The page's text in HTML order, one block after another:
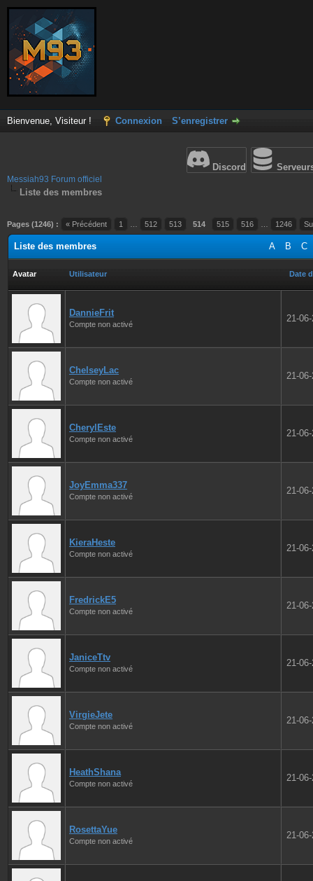
Bienvenue, Visiteur ! Connexion S’enregistrer
Discord
Messiah93 Forum officiel
Liste des membres
Pages (1246) : « Précédent 1 512 513 514 515 516 1246
A B C
Liste des membres
Avatar Utilisateur Date
DannieFrit
Compte non activé
21-
ChelseyLac
Compte non activé
21-
CherylEste
Compte non activé
21-
JoyEmma337
Compte non activé
21-
KieraHeste
Compte non activé
21-
FredrickE5
Compte non activé
21-
JaniceTtv
Compte non activé
21-
VirgieJete
Compte non activé
21-
HeathShana
Compte non activé
21-
RosettaYue
Compte non activé
21-